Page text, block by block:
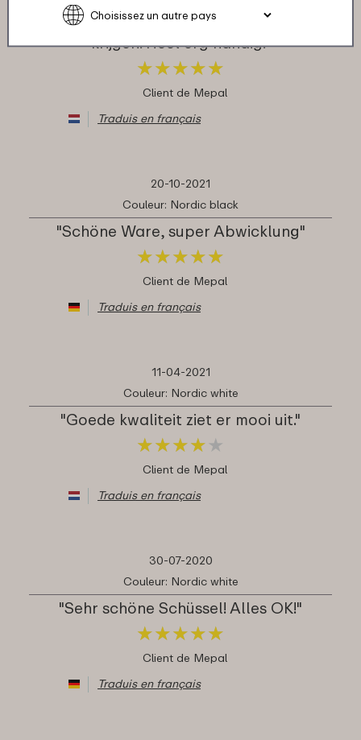
kan sluiten. In verschillende maten te
krijgen. Heel erg handig."
★★★★★
★★★★★
Client de Mepal
Traduis en français
20-10-2021
Couleur: Nordic black
"Schöne Ware, super Abwicklung"
★★★★★
★★★★★
Client de Mepal
Traduis en français
11-04-2021
Couleur: Nordic white
"Goede kwaliteit ziet er mooi uit."
★★★★ ★
★★★★ ★
Client de Mepal
Traduis en français
30-07-2020
Couleur: Nordic white
"Sehr schöne Schüssel! Alles OK!"
★★★★★
★★★★★
Client de Mepal
Traduis en français